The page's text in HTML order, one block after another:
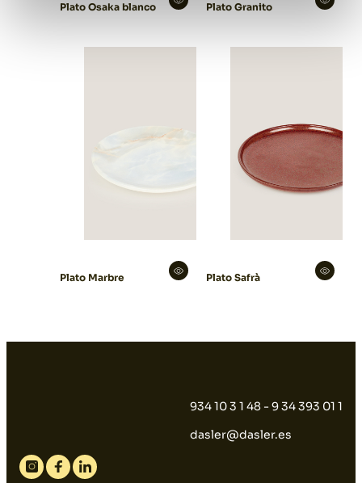
Plato Osaka blanco Plato Granito
Plato Marbre Plato Safrà
934 10 3 1 48 - 9 34 393 01 1
dasler@dasler.es
Instagram
FacebookLinkedin